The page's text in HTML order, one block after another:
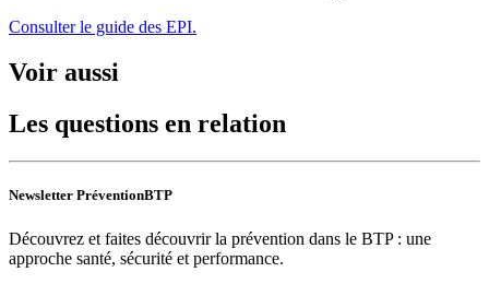
Consulter le guide des EPI.
Voir aussi
Les questions en relation
Newsletter PréventionBTP
Découvrez et faites découvrir la prévention dans le BTP : une
approche santé, sécurité et performance.